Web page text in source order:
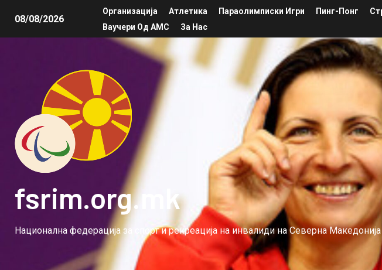
08/08/2026
Организација Атлетика Параолимписки Игри Пинг-Понг
Ваучери Од АМС
За Нас
fsrim.org.mk
Национална федерација за спорт и рекреација на инвалиди на Северна